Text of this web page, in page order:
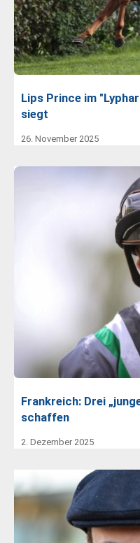
Lips Prince im
siegt
26. November 2025
Frankreich: Drei
schaffen
2. Dezember 2025